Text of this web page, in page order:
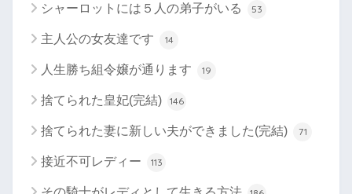
シャーロットには５人の弟子がいる 53
主人公の女友達です 14
人生勝ち組令嬢が通ります 19
捨てられた皇妃(完結) 146
捨てられた妻に新しい夫ができました(完結) 71
接近不可レディー 113